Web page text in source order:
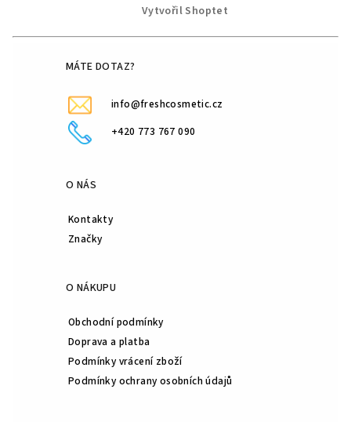
Vytvořil Shoptet
MÁTE DOTAZ?
info@freshcosmetic.cz
+420 773 767 090
O NÁS
Kontakty
Značky
O NÁKUPU
Obchodní podmínky
Doprava a platba
Podmínky vrácení zboží
Podmínky ochrany osobních údajů